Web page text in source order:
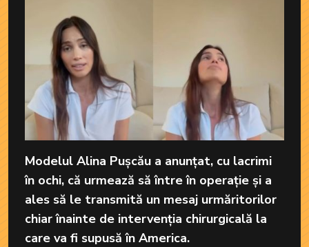
Modelul Alina Pușcău a anunțat, cu lacrimi
în ochi, că urmează să între în operație și a
ales să le transmită un mesaj urmăritorilor
chiar înainte de intervenția chirurgicală la
care va fi supusă în America.